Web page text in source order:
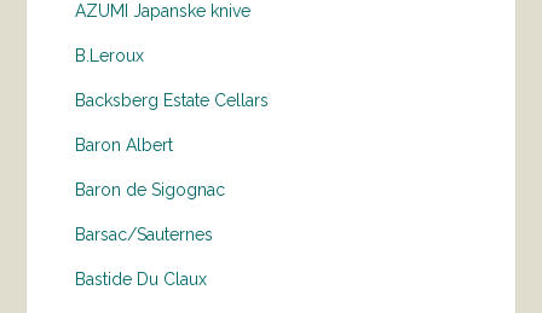
AZUMI Japanske knive
B.Leroux
Backsberg Estate Cellars
Baron Albert
Baron de Sigognac
Barsac/Sauternes
Bastide Du Claux